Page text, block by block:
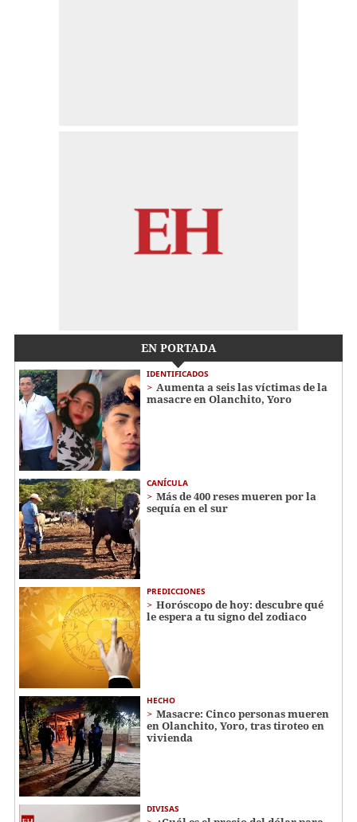
EN PORTADA
IDENTIFICADOS
Aumenta a seis las víctimas de la
masacre en Olanchito, Yoro
CANÍCULA
Más de 400 reses mueren por la
sequía en el sur
PREDICCIONES
Horóscopo de hoy: descubre qué
le espera a tu signo del zodiaco
HECHO
Masacre: Cinco personas mueren
en Olanchito, Yoro, tras tiroteo en
vivienda
DIVISAS